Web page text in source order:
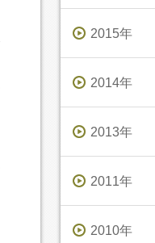
2015年
2014年
2013年
2011年
2010年